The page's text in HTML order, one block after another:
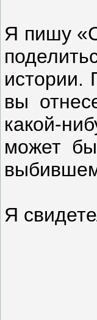
Я пишу
истории.
вы
какой-
может
Я